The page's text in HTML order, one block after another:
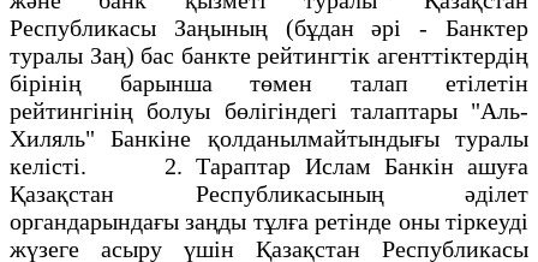
Республикасы Заңының (бұдан әрі - Банктер
туралы Заң) бас банкте рейтингтік агенттіктердің
бірінің барынша төмен талап етілетін
рейтингінің болуы бөлігіндегі талаптары "Аль-
Хиляль" Банкіне қолданылмайтындығы туралы
келісті. 2. Тараптар Ислам Банкін ашуға
Қазақстан Республикасының әділет
органдарындағы заңды тұлға ретінде оны тіркеуді
жүзеге асыру үшін Қазақстан Республикасы